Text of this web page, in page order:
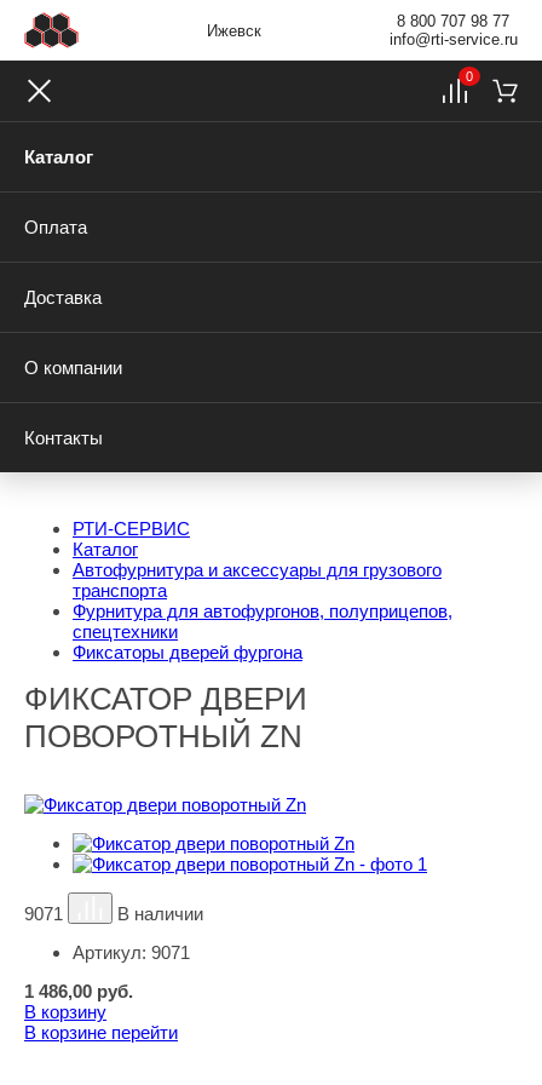
Ижевск
8 800 707 98 77
info@rti-service.ru
Каталог
Оплата
Доставка
О компании
Контакты
0
РТИ-СЕРВИС
Каталог
Автофурнитура и аксессуары для грузового
транспорта
Фурнитура для автофургонов, полуприцепов,
спецтехники
Фиксаторы дверей фургона
ФИКСАТОР ДВЕРИ
ПОВОРОТНЫЙ ZN
9071
В наличии
Артикул: 9071
1 486,00 руб.
В корзину
В корзине перейти